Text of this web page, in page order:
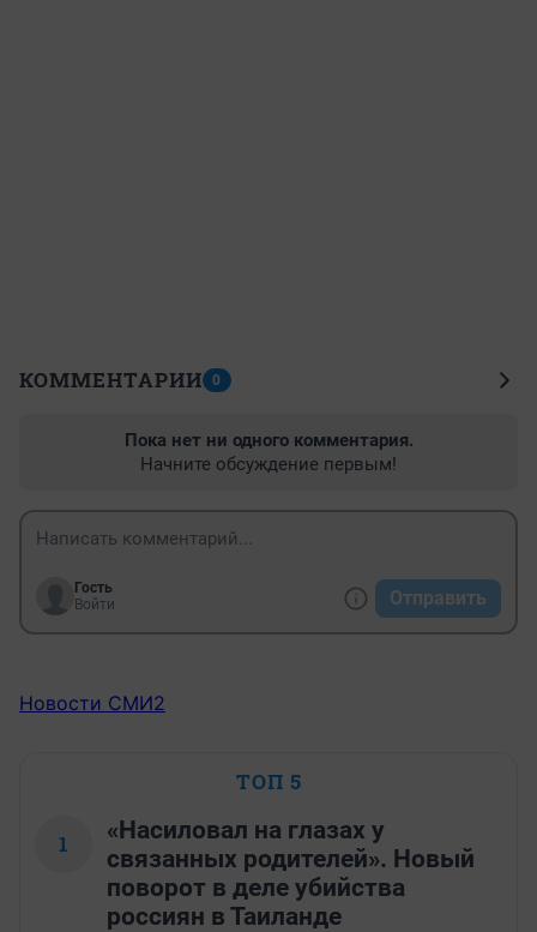
КОММЕНТАРИИ 0
Пока нет ни одного комментария.
Начните обсуждение первым!
Гость
Войти
Отправить
Новости СМИ2
ТОП 5
1
«Насиловал на глазах у
связанных родителей». Новый
поворот в деле убийства
россиян в Таиланде